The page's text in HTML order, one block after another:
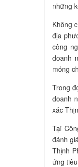
những
Không
địa
công
doanh
móng
Trong
doanh
xác
Tại
đánh
Thịnh
ứng